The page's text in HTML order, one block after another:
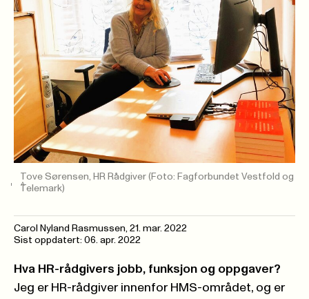
Tove Sørensen, HR Rådgiver(Foto: Fagforbundet Vestfold og
Telemark)
Carol Nyland Rasmussen 21. mar. 2022
Sist oppdatert: 06. apr. 2022
Hva HR-rådgivers jobb, funksjon og oppgaver?
Jeg er HR-rådgiver innenfor HMS-området, og er